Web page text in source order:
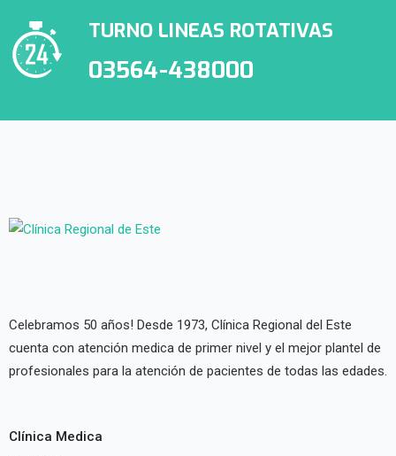
TURNO LINEAS ROTATIVAS
03564-438000
Celebramos 50 años! Desde 1973, Clínica Regional del Este
cuenta con atención medica de primer nivel y el mejor plantel de
profesionales para la atención de pacientes de todas las edades.
Clínica Medica